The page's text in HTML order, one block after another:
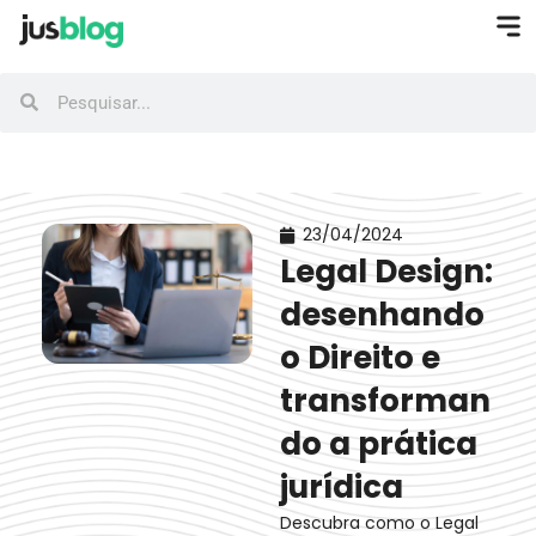
23/04/2024
Legal Design:
desenhando
o Direito e
transforman
do a prática
jurídica
Descubra como o Legal